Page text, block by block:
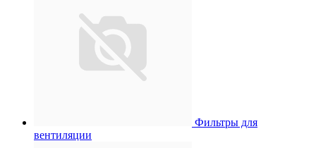
Фильтры для
вентиляции